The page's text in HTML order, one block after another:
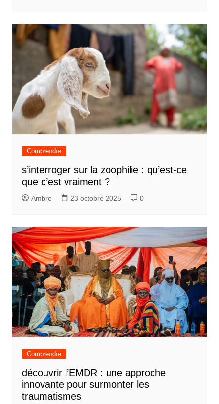
Comprendre
s’interroger sur la zoophilie : qu’est-ce
que c’est vraiment ?
Ambre 23 octobre 2025 0
Comprendre
découvrir l’EMDR : une approche
innovante pour surmonter les
traumatismes